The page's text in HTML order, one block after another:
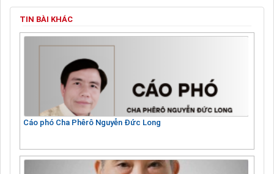
TIN BÀI KHÁC
Cáo phó Cha Phêrô Nguyễn Đức Long